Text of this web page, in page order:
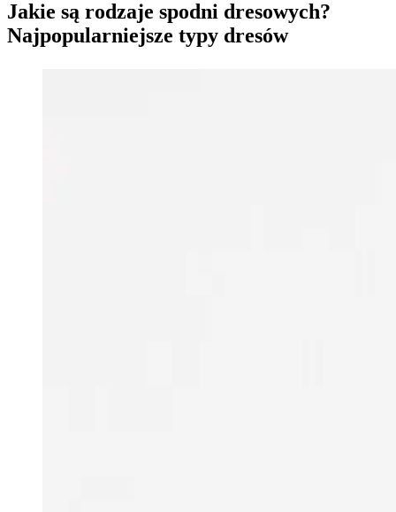
Jakie są rodzaje spodni dresowych?
Najpopularniejsze typy dresów